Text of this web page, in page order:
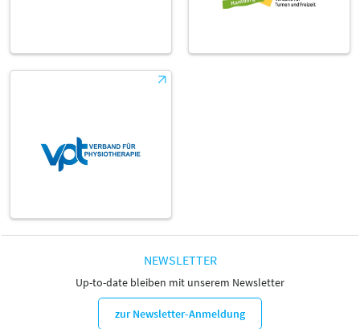
NEWSLETTER
Up-to-date bleiben mit unserem Newsletter
zur Newsletter-Anmeldung